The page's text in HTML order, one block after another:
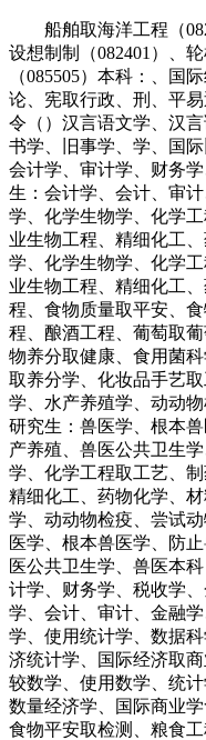
船舶取海洋工程（
设想制制（082401）、
（085505）本科：、国
论、宪取行政、刑、平
令（）汉言语文学、汉
书学、旧事学、学、国
会计学、审计学、财务
生：会计学、会计、审
学、化学生物学、化学
业生物工程、精细化工
学、化学生物学、化学
业生物工程、精细化工
程、食物质量取平安、
程、酿酒工程、葡萄取
物养分取健康、食用菌
取养分学、化妆品手艺
学、水产养殖学、动动
研究生：兽医学、根本
产养殖、兽医公共卫生
学、化学工程取工艺、
精细化工、药物化学、
学、动动物检疫、尝试
医学、根本兽医学、防
医公共卫生学、兽医本
计学、财务学、税收学
学、会计、审计、金融
学、使用统计学、数据
济统计学、国际经济取
较数学、使用数学、统
数量经济学、国际商业
食物平安取检测、粮食